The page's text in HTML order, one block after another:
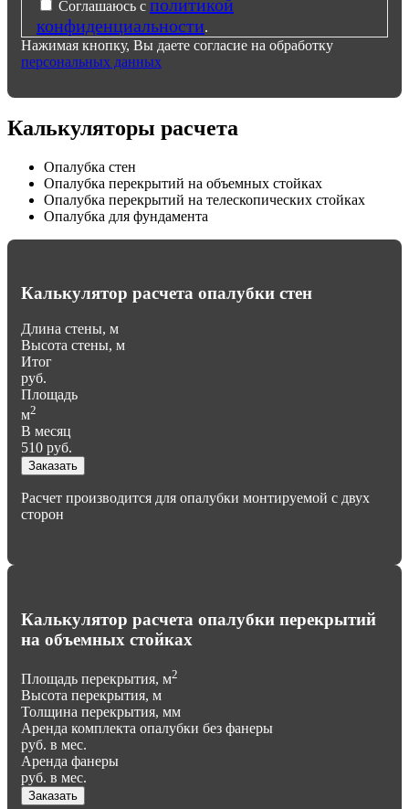
Соглашаюсь с политикой
конфиденциальности.
Нажимая кнопку, Вы даете согласие на обработку
персональных данных
Калькуляторы расчета
Опалубка стен
Опалубка перекрытий на объемных стойках
Опалубка перекрытий на телескопических стойках
Опалубка для фундамента
Калькулятор расчета опалубки стен
Длина стены, м
Высота стены, м
Итог
руб.
Площадь
м2
В месяц
510 руб.
Заказать
Расчет производится для опалубки монтируемой с двух
сторон
Калькулятор расчета опалубки перекрытий
на объемных стойках
Площадь перекрытия, м2
Высота перекрытия, м
Толщина перекрытия, мм
Аренда комплекта опалубки без фанеры
руб. в мес.
Аренда фанеры
руб. в мес.
Заказать